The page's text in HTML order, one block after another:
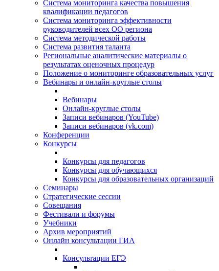
Система мониторинга качества повышения
квалификации педагогов
Система мониторинга эффективности
руководителей всех ОО региона
Система методической работы
Система развития таланта
Региональные аналитические материалы о
результатах оценочных процедур
Положение о мониторинге образовательных услуг
Вебинары и онлайн-круглые столы
Вебинары
Онлайн-круглые столы
Записи вебинаров (YouTube)
Записи вебинаров (vk.com)
Конференции
Конкурсы
Конкурсы для педагогов
Конкурсы для обучающихся
Конкурсы для образовательных организаций
Семинары
Стратегические сессии
Совещания
Фестивали и форумы
Учебники
Архив мероприятий
Онлайн консультации ГИА
Консультации ЕГЭ